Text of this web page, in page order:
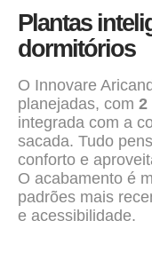
Plantas
dormitórios
O Innovare
planejadas, com 2
integrada com a
sacada. Tudo
conforto e
O acabamento é
padrões mais
e acessibilidade.